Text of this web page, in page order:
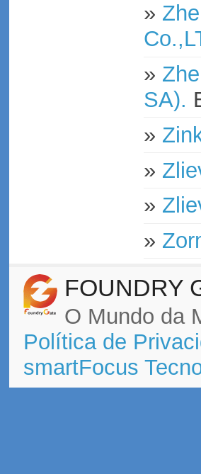
»
»
SA).
»
»
»
»
FOUNDRY
O Mundo da
Política de
smartFocus